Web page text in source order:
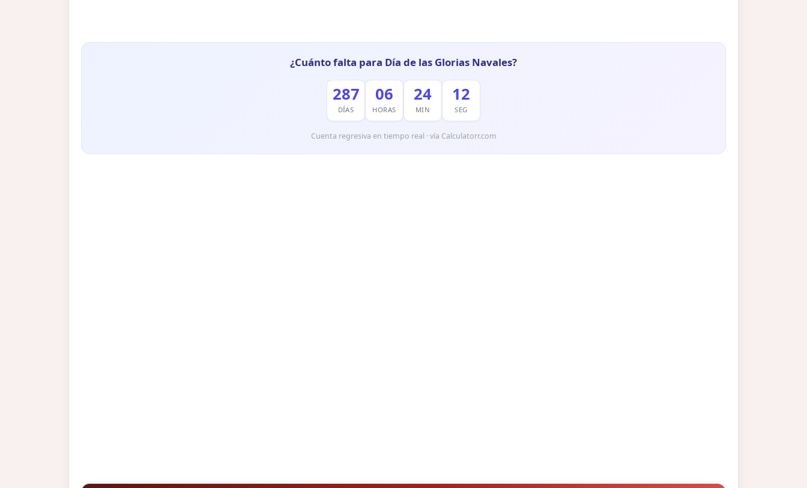
¿Cuánto falta para Día de las Glorias Navales?
287
DÍAS
06
HORAS
24
MIN
11
SEG
Cuenta regresiva en tiempo real · vía Calculatorr.com